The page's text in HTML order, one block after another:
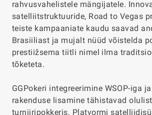
rahvusvahelistele mängijatele.
satelliitstruktuuride, Road to Vegas
teiste kampaaniate kaudu saavad
Brasiiliast ja mujalt nüüd võistelda
prestiižsema tiitli nimel ilma
tõketeta.
GGPokeri integreerimine WSOP-iga
rakenduse lisamine tähistavad
turniiripokkeris. Platvormi